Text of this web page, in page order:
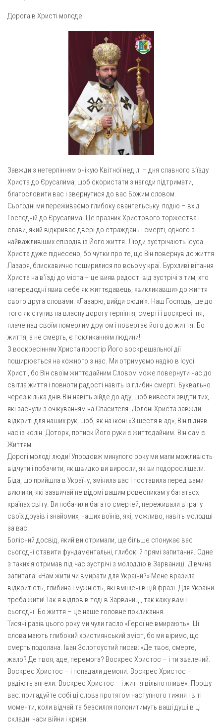
Преображенська парафія (м. Лозова)
Парафія Благовіщення Пресвятої Богородиці (смт
Золочів)
Парафія Різдва Пресвятої Богородиці м. Берестин
(Красноград)
Парохії Полтавської області
Пресвятої Трійці (м. Полтава)
Всіх Святих українського народу (м. Полтава)
Архистратига Михаїла (с. Пригарівка)
Благовіщення Пресвятої Богородиці (с. Шевченки)
Введення у храм Пресвятої Богородиці (с. Дашківка)
Вознесіння ГНІХ (с. Витівка)
Вознесіння Господнього (м. Кобеляки)
Пророка Іллі (смт. Білики)
Різдва Пресвятої Богородиці (с. Вільховатка)
Св. Апостола Андрія Первозванного (с. Засулля)
Св. Миколая (с. Деменки)
Успіння Пресвятої Богородиці (м. Кременчук)
Успіння Пресвятої Богородиці (м. Лубни)
Парохії Сумської області
Введення в храм Богородиці (м. Суми)
Матері Божої Неустанної Помочі (м. Охтирка)
Монастирі
Свято-Покровський монастир оо Василіян
Свято-Івано-Павлівський монастир сестер Згромадження
Св. Йосифа ОПДМ
Монастир сестер милосердя Св. Вінкентія. Дім Милосердя
Монастир Успення Пресвятої Богородиці Сестер Чину
Святого Василія Великого
Комісії
Комісія у справах молоді
Комісія у справах родини
Комісія з питань душпастирства охорони здоров’я
Спільноти
Квіти Слобожанщини
Харківщина
Полтавщина
Сумщина
Оголошення
Трансляції
Дорога в Христі молоде!
Завжди з нетерпінням очікую Квітної неділі – дня славного в’їзду
Христа до Єрусалима, щоб скористати з нагоди підтримати,
благословити вас і звернутися до вас Божим словом.
Сьогодні ми переживаємо глибоку євангельську подію – вхід
Господній до Єрусалима. Це празник Христового торжества і
слави, який відкриває двері до страждань і смерті, одного з
найважливіших епізодів із Його життя. Люди зустрічають Ісуса
Христа дуже піднесено, бо чутки про те, що Він повернув до життя
Лазаря, блискавично поширилися по всьому краї. Бурхливі вітання
Христа на в’їзді до міста – це вияв радості від зустрічі з тим, хто
напередодні явив себе як життєдавець, «викликавши» до життя
свого друга словами: «Лазарю, вийди сюди!». Наш Господь, ще до
того як ступив на власну дорогу терпіння, смерті і воскресіння,
плаче над своїм померлим другом і повертає його до життя. Бо
життя, а не смерть, є покликанням людини!
З воскресінням Христа простір Його воскрешальної дії
поширюється на кожного з нас. Ми отримуємо надію в Ісусі
Христі, бо Він своїм життєдайним Словом може повернути нас до
світла життя і повноти радості навіть із глибин смерті. Буквально
через кілька днів Він навіть зійде до аду, щоб вивести звідти тих,
які заснули з очікуванням на Спасителя. Долоні Христа завжди
відкриті для наших рук, щоб, як на іконі «Зішестя в ад», Він підняв
нас із колін. Доторк, потиск Його руки є життєдайним. Він сам є
Життям.
Дорогі молоді люди! Упродовж минулого року ми мали можливість
відчути і побачити, як швидко ви виросли, як ви подорослішали.
Біда, що прийшла в Україну, змінила вас і поставила перед вами
виклики, які зазвичай не відомі вашим ровесникам у багатьох
країнах світу. Ви побачили багато смертей, переживали втрату
своїх друзів і знайомих, наших воїнів, які, можливо, навіть молодші
за вас.
Болісний досвід, який ви отримали, ще більше спонукає вас
сьогодні ставити фундаментальні, глибокі й прямі запитання. Одне
з таких я отримав під час зустрічі з молоддю в Зарваниці. Дівчина
запитала: «Нам жити чи вмирати для України?» Мене вразила
відкритість, глибина і мужність, які вміщені в цій фразі. Для України
треба жити! Так я відповів тоді в Зарваниці, так кажу вам і
сьогодні. Бо життя – це наше головне покликання.
Тисячі разів цього року ми чули гасло «Герої не вмирають». Ці
слова мають глибокий християнський зміст, бо ми віримо, що
смерть подолана. Іван Золотоустий писав: «Де твоє, смерте,
жало? Де твоя, аде, перемога? Воскрес Христос – і ти звалений.
Воскрес Христос – і попадали демони. Воскрес Христос – і
радіють ангели. Воскрес Христос – і життя вільно пливе». Прошу
вас: пригадуйте собі ці слова протягом наступного тижня і в ті
моменти, коли відчай та безсилля полонитимуть ваші душі в ці
складні часи війни і кризи.